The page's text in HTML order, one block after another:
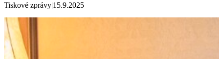
Tiskové zprávy|15.9.2025